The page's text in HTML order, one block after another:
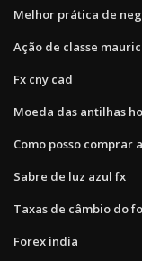
Melhor prática de
Ação de classe
Fx cny cad
Moeda das antilhas
Como posso comprar
Sabre de luz azul fx
Taxas de câmbio do
Forex india